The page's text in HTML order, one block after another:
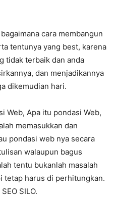
cara membangun
tentunya yang best, karena
tidak terbaik dan anda
dan menjadikannya
dikemudian hari.
Web, Apa itu pondasi Web,
memasukkan dan
pondasi web nya secara
walaupun bagus
tentu bukanlah masalah
tetap harus di perhitungkan.
SILO.